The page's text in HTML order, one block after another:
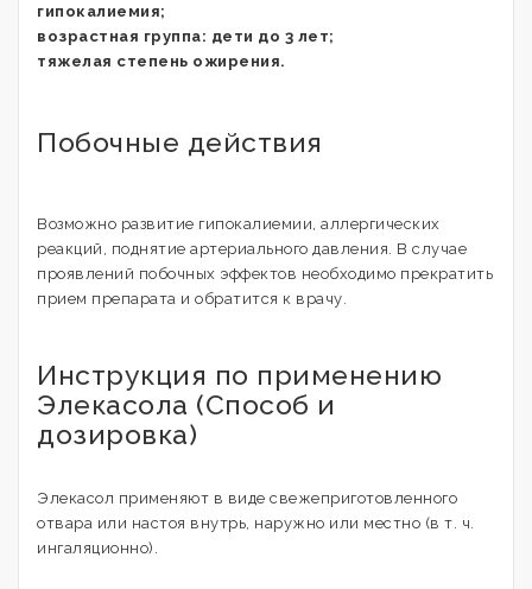
гипокалиемия;
возрастная группа: дети до 3 лет;
тяжелая степень ожирения.
Побочные действия
Возможно развитие гипокалиемии, аллергических
реакций, поднятие артериального давления. В случае
проявлений побочных эффектов необходимо прекратить
прием препарата и обратится к врачу.
Инструкция по применению
Элекасола (Способ и
дозировка)
Элекасол применяют в виде свежеприготовленного
отвара или настоя внутрь, наружно или местно (в т. ч.
ингаляционно).